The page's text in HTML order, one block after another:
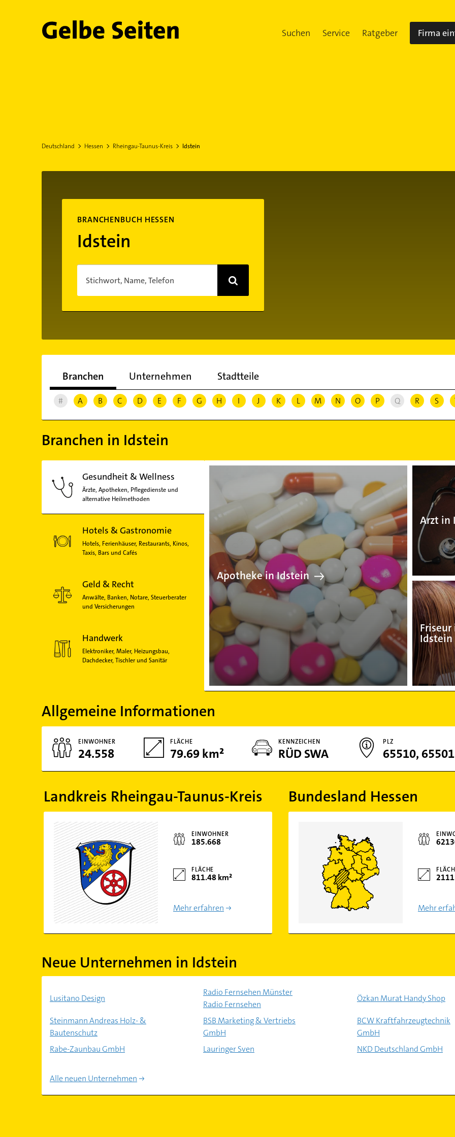
Gelbe Seiten Suchen Service Ratgeber Firma
Deutschland Hessen Rheingau-Taunus-Kreis Idstein
BRANCHENBUCH HESSEN
Idstein
Stichwort, Name, Telefon
Branchen Unternehmen Stadtteile
# A B C D E F G H I J K L M N O P Q R S
Branchen in Idstein
Gesundheit & Wellness
Ärzte, Apotheken, Pflegedienste und
alternative Heilmethoden
Hotels & Gastronomie
Hotels, Ferienhäuser, Restaurants, Kinos,
Taxis, Bars und Cafés
Geld & Recht
Anwälte, Banken, Notare, Steuerberater
und Versicherungen
Handwerk
Elektroniker, Maler, Heizungsbau,
Dachdecker, Tischler und Sanitär
Apotheke in Idstein
Apotheke in Idstein
Arzt in
Friseur
Idstein
Allgemeine Informationen
EINWOHNER
24.558
FLÄCHE
79.69 km²
KENNZEICHEN
RÜD SWA
PLZ
65510, 65501
Landkreis Rheingau-Taunus-Kreis Bundesland Hessen
EINWOHNER
185.668
FLÄCHE
811.48 km²
Mehr erfahren Mehr
Neue Unternehmen in Idstein
Lusitano Design
Radio Fernsehen Münster
Radio Fernsehen
Özkan Murat Handy Shop
Steinmann Andreas Holz- &
Bautenschutz
BSB Marketing & Vertriebs
GmbH
BCW Kraftfahrzeugtechnik
GmbH
Rabe-Zaunbau GmbH
Lauringer Sven NKD Deutschland GmbH
Alle neuen Unternehmen